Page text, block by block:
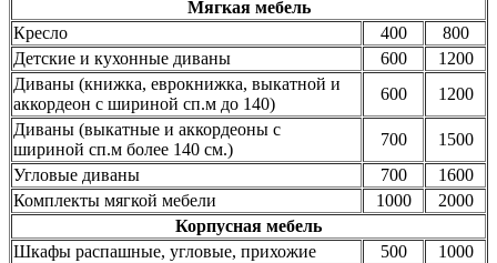
Мягкая мебель
Кресло
400
800
Детские и кухонные диваны
600
1200
Диваны (книжка, еврокнижка, выкатной и
аккордеон с шириной сп.м до 140)
600
1200
Диваны (выкатные и аккордеоны с
шириной сп.м более 140 см.)
700
1500
Угловые диваны
700
1600
Комплекты мягкой мебели
1000
2000
Корпусная мебель
Шкафы распашные, угловые, прихожие
500
1000